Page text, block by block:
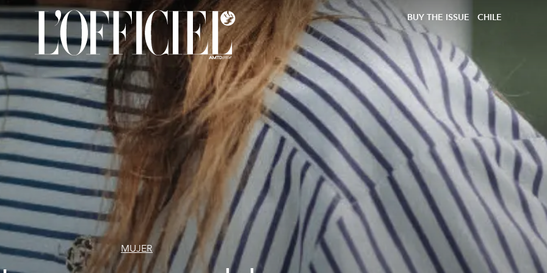
BUY THE ISSUE CHILE
MUJER